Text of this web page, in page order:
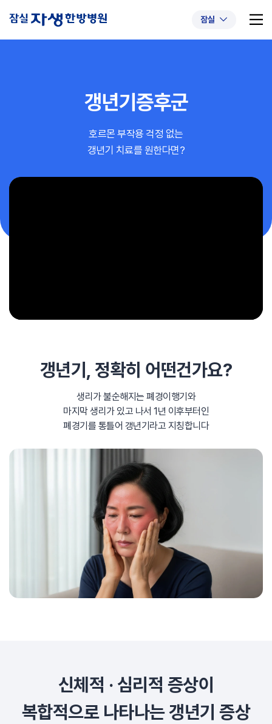
잠실
#초음파약침 #척추압박골절
#교통사고후유증 #허리디스크
#추나요법
갱년기증후군
호르몬 부작용 걱정 없는
갱년기 치료를 원한다면?
갱년기, 정확히 어떤건가요?
생리가 불순해지는 폐경이행기와
마지막 생리가 있고 나서 1년 이후부터인
폐경기를 통틀어 갱년기라고 지칭합니다
신체적 · 심리적 증상이
복합적으로 나타나는 갱년기 증상